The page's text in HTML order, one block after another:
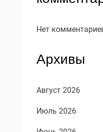
Нет
Архивы
Август 2026
Июль 2026